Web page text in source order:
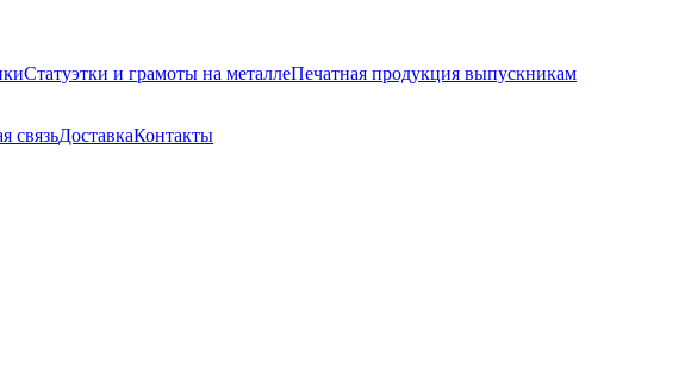
Статуэтки и грамоты на металлеПечатная продукция выпускникам
связьДоставкаКонтакты